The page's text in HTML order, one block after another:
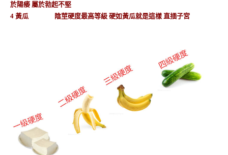
於陽痿 屬於勃起不堅
4 黃瓜 陰莖硬度最高等級 硬如黃瓜就是這樣 直插子宮